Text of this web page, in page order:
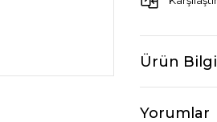
Ürün
Yorumlar